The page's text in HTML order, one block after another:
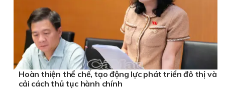
Hoàn thiện thể chế, tạo động lực phát triển đô thị và
cải cách thủ tục hành chính